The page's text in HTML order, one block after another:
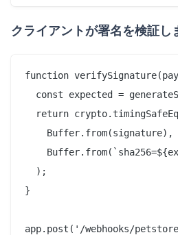
クライアントが署名を検証し
function
const expected =
return
    Buffer.from(signature),
  );
}
app.post('/webhooks/